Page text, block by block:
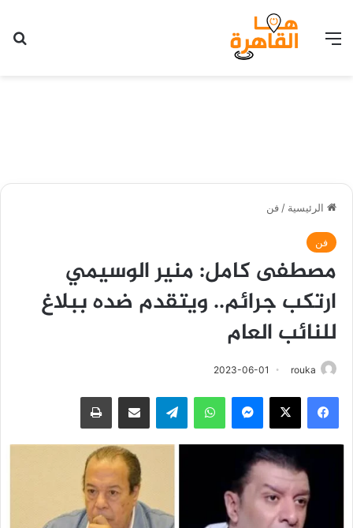
القائمة
الرئيسية / فن
فن
مصطفى كامل: منير الوسيمي
ارتكب جرائم.. ويتقدم ضده ببلاغ
للنائب العام
rouka
2023-06-01
فيسبوك ‫X ماسنجر واتساب تيلقرام مشاركة عبر البريد طباعة